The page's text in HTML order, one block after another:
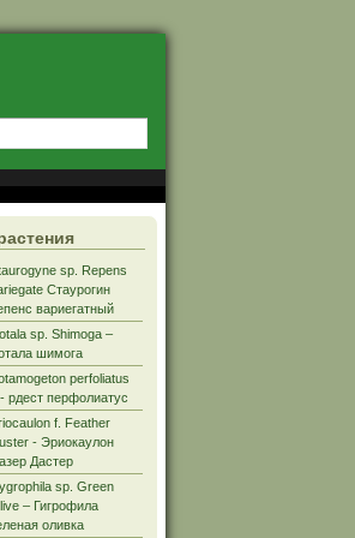
sp. Repens
Стаурогин
вариегатный
sp. Shimoga –
шимога
perfoliatus
рдест перфолиатус
f. Feather
- Эриокаулон
Дастер
sp. Green
– Гигрофила
оливка